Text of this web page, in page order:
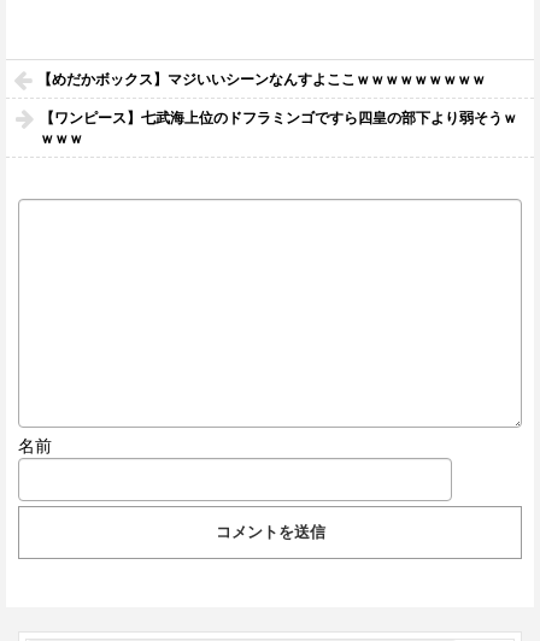
【めだかボックス】マジいいシーンなんすよここｗｗｗｗｗｗｗｗｗ
【ワンピース】七武海上位のドフラミンゴですら四皇の部下より弱そうｗ
ｗｗｗ
名前